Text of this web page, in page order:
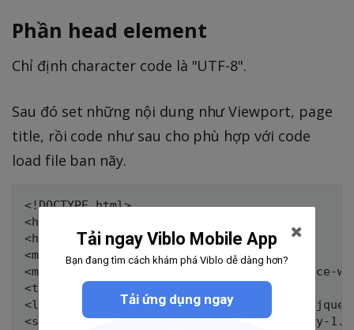
Phần head element
Chỉ định character code là "UTF-8".
Sau đó set những nội dung như Viewport, page
title, rồi code như sau cho phù hợp với code
load file ban nãy.
<!DOCTYPE html>
<html lang="ja">
<head>
<meta charset="UTF-8">
<meta name="viewport"
<title>ページタイトル</title>
<link rel="stylesheet" href="http://
<script src="http://code.jquery.com/jquery-
Tải ngay Viblo Mobile App
Bạn đang tìm cách khám phá Viblo dễ dàng hơn?
Tải ứng dụng ngay